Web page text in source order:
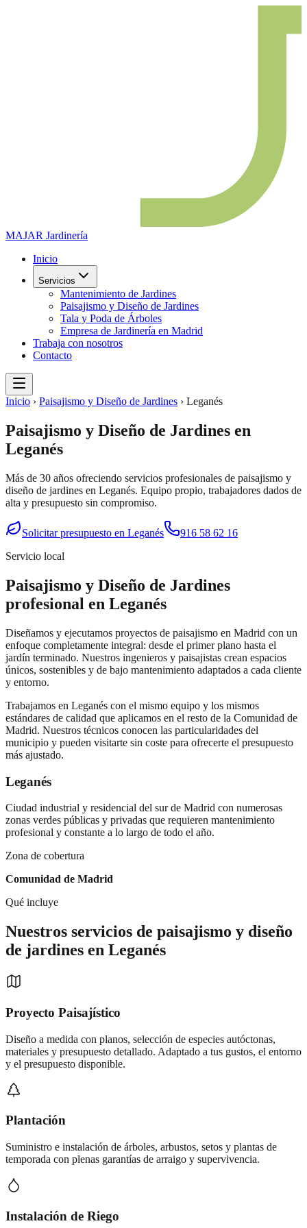
MAJAR Jardinería
Inicio
Servicios
Mantenimiento de Jardines
Paisajismo y Diseño de Jardines
Tala y Poda de Árboles
Empresa de Jardinería en Madrid
Trabaja con nosotros
Contacto
Inicio › Paisajismo y Diseño de Jardines › Leganés
Paisajismo y Diseño de Jardines en
Leganés
Más de 30 años ofreciendo servicios profesionales de paisajismo y
diseño de jardines en Leganés. Equipo propio, trabajadores dados de
alta y presupuesto sin compromiso.
Solicitar presupuesto en Leganés
916 58 62 16
Servicio local
Paisajismo y Diseño de Jardines
profesional en Leganés
Diseñamos y ejecutamos proyectos de paisajismo en Madrid con un
enfoque completamente integral: desde el primer plano hasta el
jardín terminado. Nuestros ingenieros y paisajistas crean espacios
únicos, sostenibles y de bajo mantenimiento adaptados a cada cliente
y entorno.
Trabajamos en Leganés con el mismo equipo y los mismos
estándares de calidad que aplicamos en el resto de la Comunidad de
Madrid. Nuestros técnicos conocen las particularidades del
municipio y pueden visitarte sin coste para ofrecerte el presupuesto
más ajustado.
Leganés
Ciudad industrial y residencial del sur de Madrid con numerosas
zonas verdes públicas y privadas que requieren mantenimiento
profesional y constante a lo largo de todo el año.
Zona de cobertura
Comunidad de Madrid
Qué incluye
Nuestros servicios de paisajismo y diseño
de jardines en Leganés
Proyecto Paisajístico
Diseño a medida con planos, selección de especies autóctonas,
materiales y presupuesto detallado. Adaptado a tus gustos, el entorno
y el presupuesto disponible.
Plantación
Suministro e instalación de árboles, arbustos, setos y plantas de
temporada con plenas garantías de arraigo y supervivencia.
Instalación de Riego